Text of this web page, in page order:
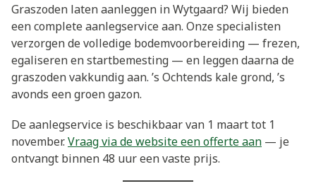
Graszoden laten aanleggen in Wytgaard? Wij bieden
een complete aanlegservice aan. Onze specialisten
verzorgen de volledige bodemvoorbereiding — frezen,
egaliseren en startbemesting — en leggen daarna de
graszoden vakkundig aan. ’s Ochtends kale grond, ’s
avonds een groen gazon.
De aanlegservice is beschikbaar van 1 maart tot 1
november.Vraag via de website een offerte aan — je
ontvangt binnen 48 uur een vaste prijs.